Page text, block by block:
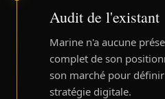
Audit de l'existant
Marine n'a aucune
complet de son
son marché pour
stratégie digitale.